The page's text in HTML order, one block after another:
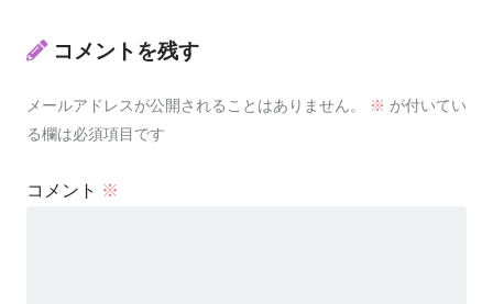
コメントを残す
メールアドレスが公開されることはありません。 ※ が付いてい
る欄は必須項目です
コメント ※